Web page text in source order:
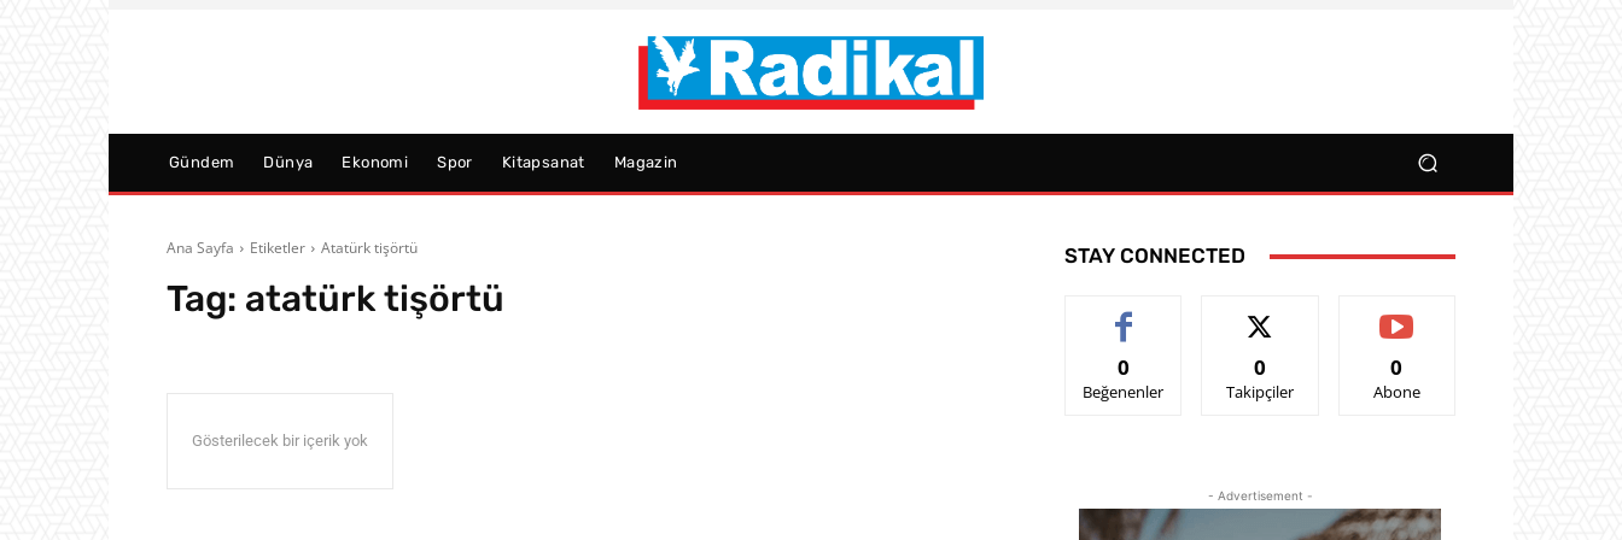
Gündem Dünya Ekonomi Spor Kitapsanat Magazin
Ana Sayfa Etiketler Atatürk tişörtü
Tag: atatürk tişörtü
Gösterilecek bir içerik yok
STAY CONNECTED
0
Beğenenler
0
Takipçiler
0
Abone
- Advertisement -